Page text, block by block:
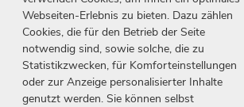
Webseiten-Erlebnis zu bieten. Dazu zählen
Cookies, die für den Betrieb der Seite
notwendig sind, sowie solche, die zu
Statistikzwecken, für Komforteinstellungen
oder zur Anzeige personalisierter Inhalte
genutzt werden. Sie können selbst